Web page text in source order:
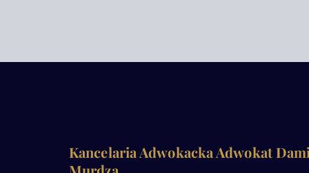
Kancelaria Adwokacka Adwokat